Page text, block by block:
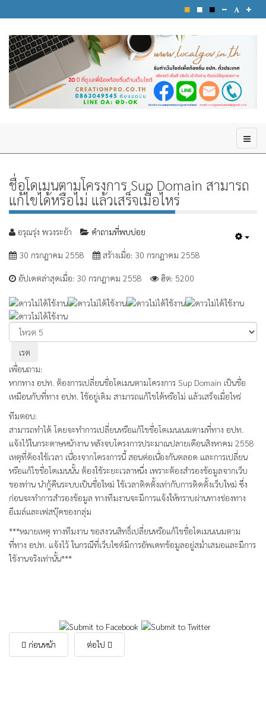
ชื่อโดเมนตามโครงการ Sup Domain สามารถ
แก้ไขได้หรือไม่ แล้วเสร็จเมื่อไหร่
อรุณรุ่ง พวงระย้า คำถามที่พบบ่อย
30 กรกฎาคม 2558 สร้างเมื่อ: 30 กรกฎาคม 2558
อัปเดตล่าสุดเมื่อ: 30 กรกฎาคม 2558 ฮิต: 5200
กรุณา
ให้
คะแนน
เพื่อนถาม:
หากทาง อปท. ต้องการเปลี่ยนชื่อโดเมนตามโครงการ Sup Domain เป็นชื่อ
เหมือนกับที่ทาง อปท. ใช้อยู่เดิม สามารถแก้ไขได้หรือไม่ แล้วเสร็จเมื่อไหร่
ทีมตอบ:
สามารถทำได้ โดยจะทำการเปลี่ยนหรือแก้ไขชื่อโดเมนเนมตามที่ทาง อปท.
แจ้งไว้ในกระดาษหน้างาน หลังจบโครงการประมาณปลายเดือนสิงหาคม 2558
เหตุที่ต้องใช้เวลา เนื่องจากโครงการนี้ สอนต่อเนื่องกันตลอด และการเปลี่ยน
หรือแก้ไขชื่อโดเมนนั้น ต้องใช้ระยะเวลาหนึ่ง เพราะต้องสำรองข้อมูลจากเว็บ
ของท่าน นำกู้คืนระบบเป็นชื่อใหม่ ใช้เวลาติดตั้งเท่ากับการติดตั้งเว็บใหม่ ซึ่ง
ก่อนจะทำการสำรองข้อมูล ทางทีมงานจะมีการแจ้งให้ทราบผ่านทางช่องทาง
อีเมล์และเฟสบุ๊คของกลุ่ม
***หมายเหตุ ทางทีมงาน ขอสงวนสิทธิ์เปลี่ยนหรือแก้ไขชื่อโดเมนเนมตาม
ที่ทาง อปท. แจ้งไว้ ในกรณีที่เว็บไซต์มีการอัพเดทข้อมูลอยู่สม่ำเสมอและมีการ
ใช้งานจริงเท่านั้น***
ก่อนหน้า ต่อไป